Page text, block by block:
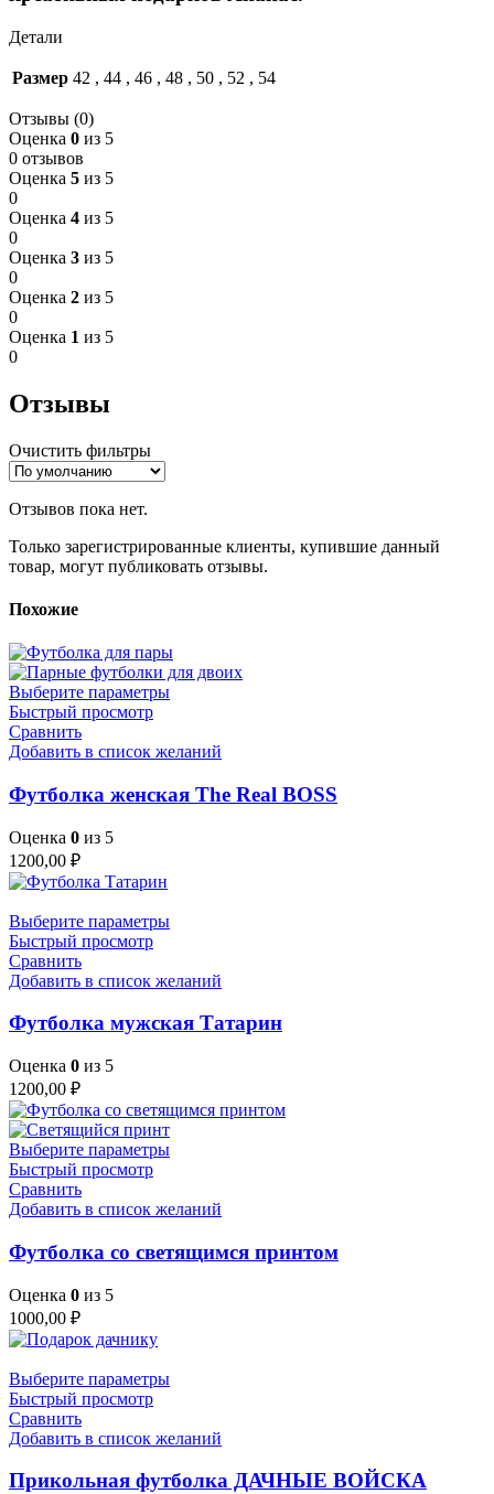
Детали
Размер 42 , 44 , 46 , 48 , 50 , 52 , 54
Отзывы (0)
Оценка 0 из 5
0 отзывов
Оценка 5 из 5
0
Оценка 4 из 5
0
Оценка 3 из 5
0
Оценка 2 из 5
0
Оценка 1 из 5
0
Отзывы
Очистить фильтры
Отзывов пока нет.
Только зарегистрированные клиенты, купившие данный
товар, могут публиковать отзывы.
Похожие
Выберите параметры
Быстрый просмотр
Сравнить
Добавить в список желаний
Футболка женская The Real BOSS
Оценка 0 из 5
1200,00 ₽
Выберите параметры
Быстрый просмотр
Сравнить
Добавить в список желаний
Футболка мужская Татарин
Оценка 0 из 5
1200,00 ₽
Выберите параметры
Быстрый просмотр
Сравнить
Добавить в список желаний
Футболка со светящимся принтом
Оценка 0 из 5
1000,00 ₽
Выберите параметры
Быстрый просмотр
Сравнить
Добавить в список желаний
Прикольная футболка ДАЧНЫЕ ВОЙСКА